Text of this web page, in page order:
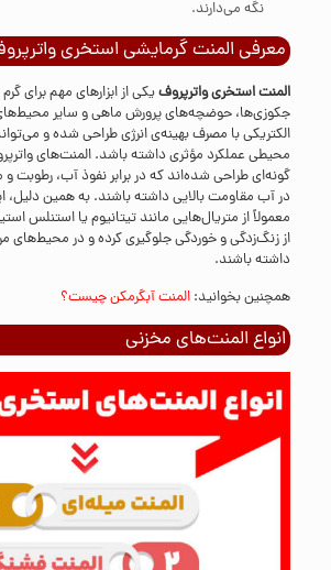
نگه می‌دارند.
معرفی المنت گرمایشی استخری
المنت استخری واترپروفیکی از ابزارهای مهم برای
جکوزی‌ها، حوضچه‌های پرورش ماهی و سایر
الکتریکی با مصرف بهینه‌ی انرژی طراحی شده و
محیطی عملکرد مؤثری داشته باشد. المنت‌های
گونه‌ای طراحی شده‌اند که در برابر نفوذ آب، رطوبت
در آب مقاومت بالایی داشته باشند. به همین دلیل،
معمولاً از متریال‌هایی مانند تیتانیوم یا استنلس
از زنگ‌زدگی و خوردگی جلوگیری کرده و در محیط‌های
داشته باشند.
همچنین بخوانید: المنت آبگرمکن چیست؟
انواع المنت‌های مخزنی